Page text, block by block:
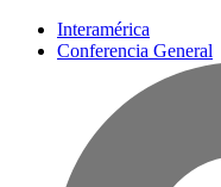
Interamérica
Conferencia General